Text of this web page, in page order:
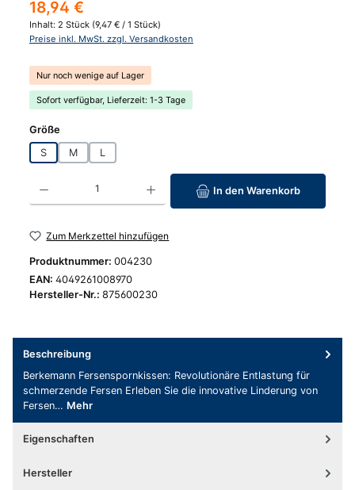
Regulärer Preis:
18,94 €
Inhalt: 2 Stück (9,47 € / 1 Stück)
Preise inkl. MwSt. zzgl. Versandkosten
Nur noch wenige auf Lager
Sofort verfügbar, Lieferzeit: 1-3 Tage
Größe
S
M L
Produkt Anzahl: Gib den gewünschten Wert ein oder benutze die
In den Warenkorb
Zum Merkzettel hinzufügen
Produktnummer: 004230
EAN: 4049261008970
Hersteller-Nr.: 875600230
Beschreibung
Berkemann Fersenspornkissen: Revolutionäre Entlastung für
schmerzende Fersen Erleben Sie die innovative Linderung von
Fersen… Mehr
Eigenschaften
Hersteller